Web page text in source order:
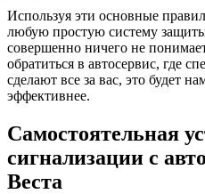
Используя эти основные
любую простую систему
совершенно ничего не
обратиться в автосервис, где
сделают все за вас, это будет
эффективнее.
Самостоятельная
сигнализации с
Веста